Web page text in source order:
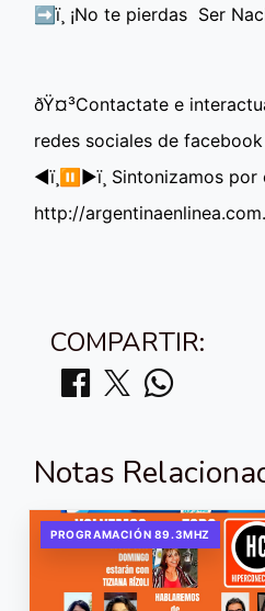
➡ï¸ ¡No te pierdas Ser
ðŸ¤³Contactate e
redes sociales de
◀ï¸⏸▶ï¸ Sintonizamos
http://
COMPARTIR:
Notas
PROGRAMACIÓN 89.3MHZ